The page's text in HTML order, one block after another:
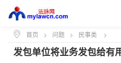
首页 > 问题 > 民事类 >
发包单位将业务发包给有